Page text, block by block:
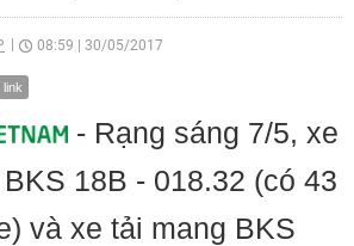
08:59 30/05/2017
link
- Rạng sáng 7/5, xe
18B - 018.32 (có 43
và xe tải mang BKS